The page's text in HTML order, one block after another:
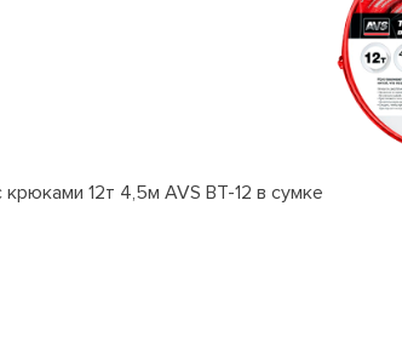
12т 4,5м AVS BT-12 в сумке